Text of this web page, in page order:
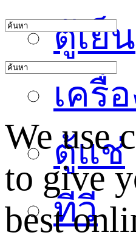
ตู้เย็น
เครื่
ตู้แช่
ทีวี
We use
to give
best